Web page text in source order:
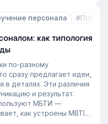
Однако с приходом
кадрового запаса
ресурса. Теперь это
компании, которая не
труда. В статье
формирование
современных
персонала
как типология
по-разному
сразу предлагает идеи,
в деталях. Эти различия
и результат.
МБТИ —
как устроены MBTI